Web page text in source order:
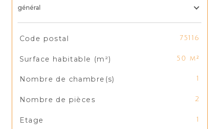
général
TRAD_SIROCCO_Caracteristique
Code postal 75116
Surface habitable (m²) 50 m²
Nombre de chambre(s) 1
Nombre de pièces 2
Etage 1